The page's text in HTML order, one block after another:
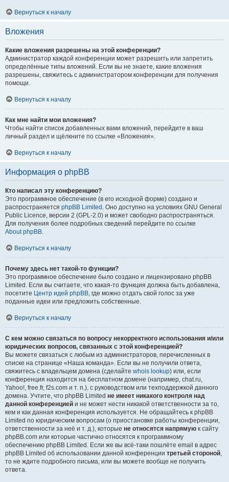
Вернуться к началу
Вложения
Какие вложения разрешены на этой конференции?
Администратор каждой конференции может разрешить или запретить
определённые типы вложений. Если вы не знаете, какие вложения
разрешены, свяжитесь с администратором конференции для получения
помощи.
Вернуться к началу
Как мне найти мои вложения?
Чтобы найти список добавленных вами вложений, перейдите в ваш
личный раздел и щёлкните по ссылке «Вложения».
Вернуться к началу
Информация о phpBB
Кто написал эту конференцию?
Это программное обеспечение (в его исходной форме) создано и
распространяется phpBB Limited . Оно доступно на условиях GNU General
Public Licence, версии 2 (GPL-2.0) и может свободно распространяться.
Для получения более подробных сведений перейдите по ссылке
About phpBB.
Вернуться к началу
Почему здесь нет такой-то функции?
Это программное обеспечение было создано и лицензировано phpBB
Limited. Если вы считаете, что какая-то функция должна быть добавлена,
посетите Центр идей phpBB, где можно отдать свой голос за уже
поданные идеи или предложить собственные.
Вернуться к началу
С кем можно связаться по вопросу некорректного использования и/или
юридических вопросов, связанных с этой конференцией?
Вы можете связаться с любым из администраторов, перечисленных в
списке на странице «Наша команда». Если вы не получили ответа,
свяжитесь с владельцем домена (сделайте whois lookup) или, если
конференция находится на бесплатном домене (например, chat.ru,
Yahoo!, free.fr, f2s.com и т. п.), с руководством или техподдержкой данного
домена. Учтите, что phpBB Limited не имеет никакого контроля над
данной конференцией и не может нести никакой ответственности за то,
кем и как данная конференция используется. Не обращайтесь к phpBB
Limited по юридическим вопросам (о приостановке работы конференции,
ответственности за неё и т. д.), которые не относятся напрямую к сайту
phpBB.com или которые частично относятся к программному
обеспечению phpBB Limited. Если же вы всё-таки пошлёте email в адрес
phpBB Limited об использовании данной конференции третьей стороной,
то не ждите подробного письма, или вы можете вообще не получить
ответа.